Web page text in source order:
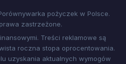
pożyczek w Polsce.
zastrzeżone.
Treści reklamowe są
roczna stopa oprocentowania.
uzyskania aktualnych wymogów